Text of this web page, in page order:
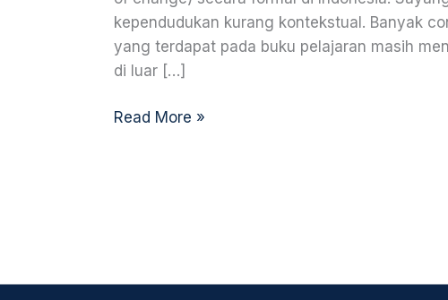
kependudukan kurang kontekstual. Banyak
yang terdapat pada buku pelajaran masih
di luar […]
Read More »